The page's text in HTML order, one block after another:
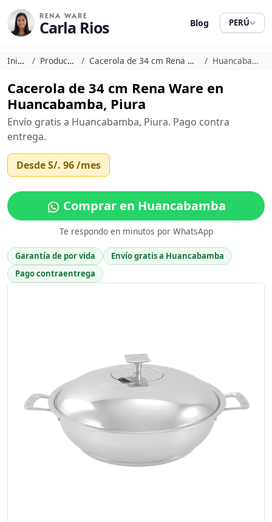
RENA WARE
Carla Rios Blog PERÚ
Inicio Productos Cacerola de 34 cm Rena Ware Huancabamba
Cacerola de 34 cm Rena Ware en
Huancabamba, Piura
Envío gratis a Huancabamba, Piura. Pago contra
entrega.
DesdeS/. 96/mes
Comprar en Huancabamba
Te respondo en minutos por WhatsApp
Garantía de por vida
Envío gratis a Huancabamba
Pago contraentrega